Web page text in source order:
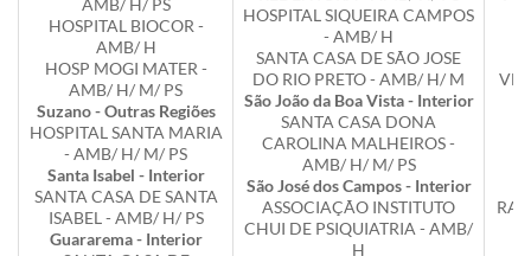
HOSPITAL BIOCOR -
AMB/ H
HOSP MOGI MATER -
AMB/ H/ M/ PS
Suzano - Outras Regiões
HOSPITAL SANTA MARIA
- AMB/ H/ M/ PS
Santa Isabel - Interior
SANTA CASA DE SANTA
ISABEL - AMB/ H/ PS
Guararema - Interior
HOSPITAL SIQUEIRA CAMPOS
- AMB/ H
SANTA CASA DE SÃO JOSE
DO RIO PRETO - AMB/ H/ M
São João da Boa Vista - Interior
SANTA CASA DONA
CAROLINA MALHEIROS -
AMB/ H/ M/ PS
São José dos Campos - Interior
ASSOCIAÇÃO INSTITUTO
CHUI DE PSIQUIATRIA - AMB/
H